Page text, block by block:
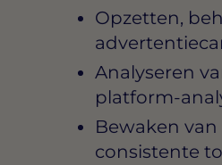
Opzetten,
Analyseren
platform-
Bewaken
consistente